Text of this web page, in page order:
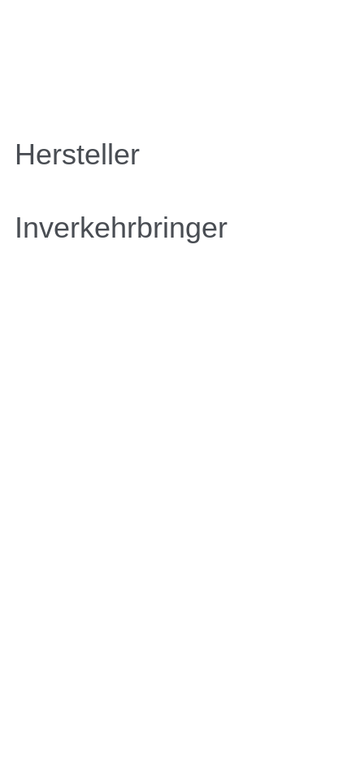
Hersteller
Inverkehrbringer